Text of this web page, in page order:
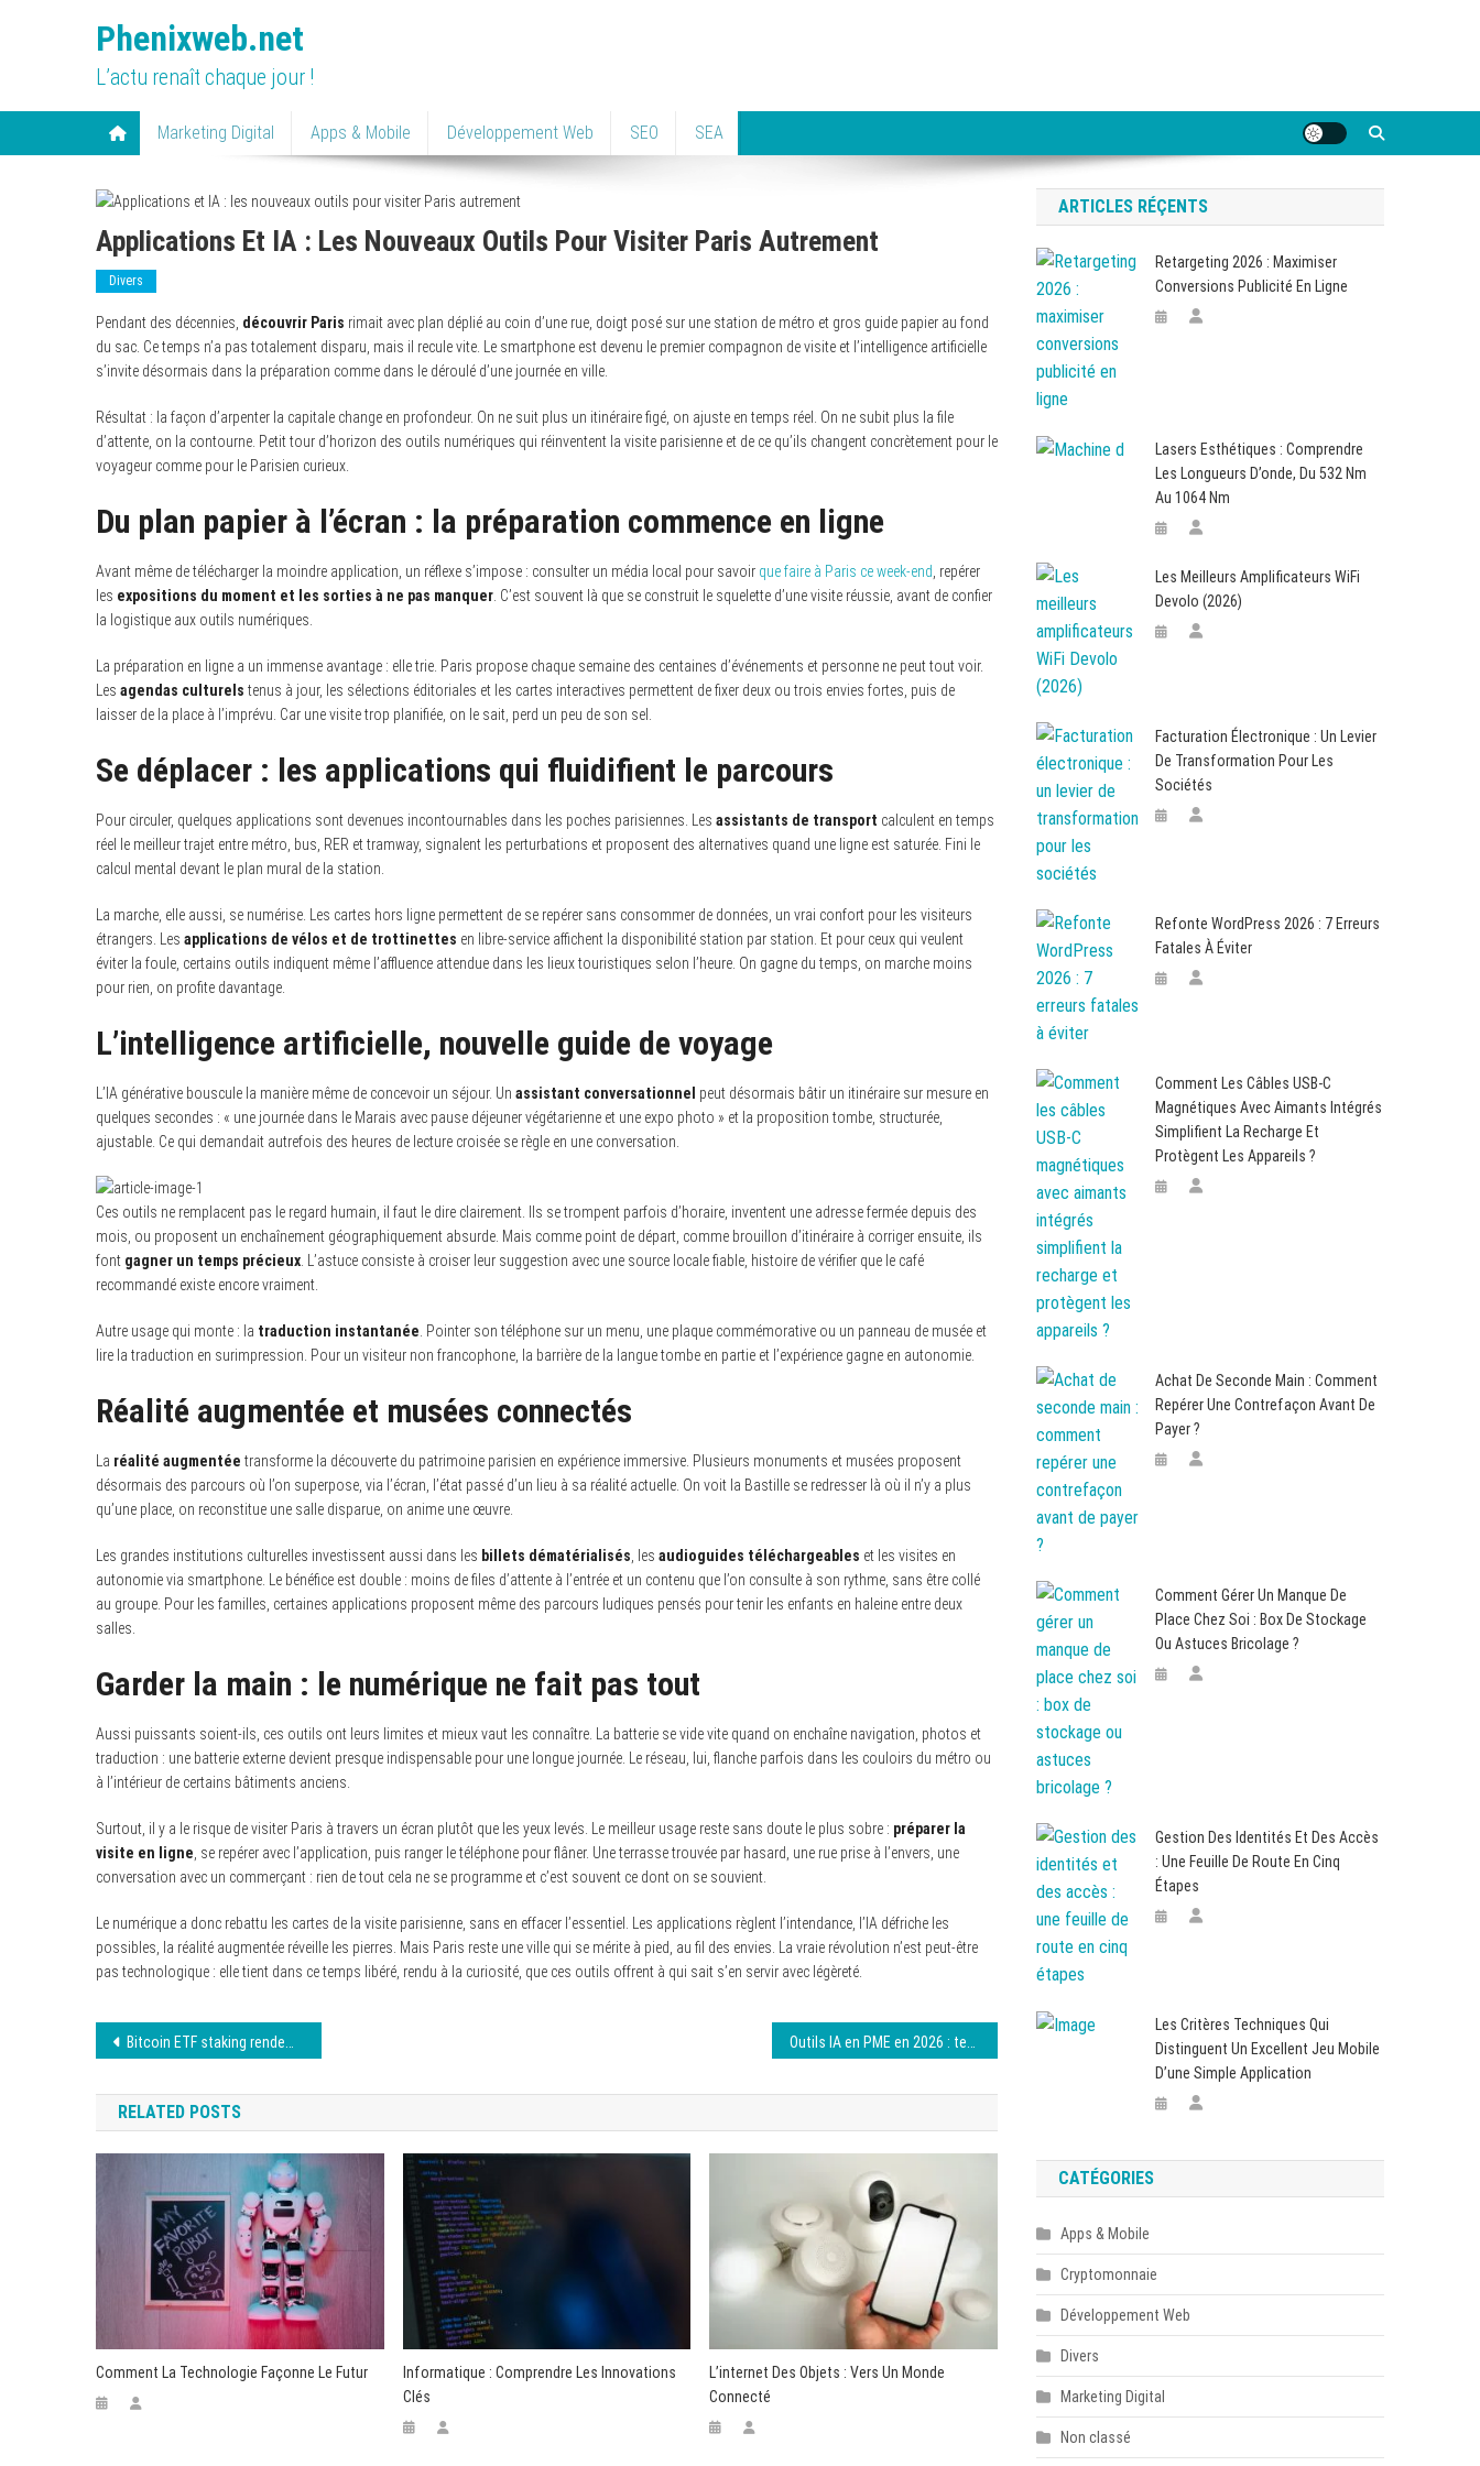
Phenixweb.net
L’actu renaît chaque jour !
Marketing Digital Apps & Mobile Développement Web SEO SEA
Applications Et IA : Les Nouveaux Outils Pour Visiter Paris Autrement
Divers
Pendant des décennies, découvrir Paris rimait avec plan déplié au coin d’une rue, doigt posé sur une station de métro et gros guide papier au fond
du sac. Ce temps n’a pas totalement disparu, mais il recule vite. Le smartphone est devenu le premier compagnon de visite et l’intelligence artificielle
s’invite désormais dans la préparation comme dans le déroulé d’une journée en ville.
Résultat : la façon d’arpenter la capitale change en profondeur. On ne suit plus un itinéraire figé, on ajuste en temps réel. On ne subit plus la file
d’attente, on la contourne. Petit tour d’horizon des outils numériques qui réinventent la visite parisienne et de ce qu’ils changent concrètement pour le
voyageur comme pour le Parisien curieux.
Du plan papier à l’écran : la préparation commence en ligne
Avant même de télécharger la moindre application, un réflexe s’impose : consulter un média local pour savoir que faire à Paris ce week-end, repérer
les expositions du moment et les sorties à ne pas manquer. C’est souvent là que se construit le squelette d’une visite réussie, avant de confier
la logistique aux outils numériques.
La préparation en ligne a un immense avantage : elle trie. Paris propose chaque semaine des centaines d’événements et personne ne peut tout voir.
Les agendas culturels tenus à jour, les sélections éditoriales et les cartes interactives permettent de fixer deux ou trois envies fortes, puis de
laisser de la place à l’imprévu. Car une visite trop planifiée, on le sait, perd un peu de son sel.
Se déplacer : les applications qui fluidifient le parcours
Pour circuler, quelques applications sont devenues incontournables dans les poches parisiennes. Les assistants de transport calculent en temps
réel le meilleur trajet entre métro, bus, RER et tramway, signalent les perturbations et proposent des alternatives quand une ligne est saturée. Fini le
calcul mental devant le plan mural de la station.
La marche, elle aussi, se numérise. Les cartes hors ligne permettent de se repérer sans consommer de données, un vrai confort pour les visiteurs
étrangers. Les applications de vélos et de trottinettes en libre-service affichent la disponibilité station par station. Et pour ceux qui veulent
éviter la foule, certains outils indiquent même l’affluence attendue dans les lieux touristiques selon l’heure. On gagne du temps, on marche moins
pour rien, on profite davantage.
L’intelligence artificielle, nouvelle guide de voyage
L’IA générative bouscule la manière même de concevoir un séjour. Un assistant conversationnel peut désormais bâtir un itinéraire sur mesure en
quelques secondes : « une journée dans le Marais avec pause déjeuner végétarienne et une expo photo » et la proposition tombe, structurée,
ajustable. Ce qui demandait autrefois des heures de lecture croisée se règle en une conversation.
Ces outils ne remplacent pas le regard humain, il faut le dire clairement. Ils se trompent parfois d’horaire, inventent une adresse fermée depuis des
mois, ou proposent un enchaînement géographiquement absurde. Mais comme point de départ, comme brouillon d’itinéraire à corriger ensuite, ils
font gagner un temps précieux. L’astuce consiste à croiser leur suggestion avec une source locale fiable, histoire de vérifier que le café
recommandé existe encore vraiment.
Autre usage qui monte : la traduction instantanée. Pointer son téléphone sur un menu, une plaque commémorative ou un panneau de musée et
lire la traduction en surimpression. Pour un visiteur non francophone, la barrière de la langue tombe en partie et l’expérience gagne en autonomie.
Réalité augmentée et musées connectés
La réalité augmentée transforme la découverte du patrimoine parisien en expérience immersive. Plusieurs monuments et musées proposent
désormais des parcours où l’on superpose, via l’écran, l’état passé d’un lieu à sa réalité actuelle. On voit la Bastille se redresser là où il n’y a plus
qu’une place, on reconstitue une salle disparue, on anime une œuvre.
Les grandes institutions culturelles investissent aussi dans les billets dématérialisés, les audioguides téléchargeables et les visites en
autonomie via smartphone. Le bénéfice est double : moins de files d’attente à l’entrée et un contenu que l’on consulte à son rythme, sans être collé
au groupe. Pour les familles, certaines applications proposent même des parcours ludiques pensés pour tenir les enfants en haleine entre deux
salles.
Garder la main : le numérique ne fait pas tout
Aussi puissants soient-ils, ces outils ont leurs limites et mieux vaut les connaître. La batterie se vide vite quand on enchaîne navigation, photos et
traduction : une batterie externe devient presque indispensable pour une longue journée. Le réseau, lui, flanche parfois dans les couloirs du métro ou
à l’intérieur de certains bâtiments anciens.
Surtout, il y a le risque de visiter Paris à travers un écran plutôt que les yeux levés. Le meilleur usage reste sans doute le plus sobre : préparer la
visite en ligne, se repérer avec l’application, puis ranger le téléphone pour flâner. Une terrasse trouvée par hasard, une rue prise à l’envers, une
conversation avec un commerçant : rien de tout cela ne se programme et c’est souvent ce dont on se souvient.
Le numérique a donc rebattu les cartes de la visite parisienne, sans en effacer l’essentiel. Les applications règlent l’intendance, l’IA défriche les
possibles, la réalité augmentée réveille les pierres. Mais Paris reste une ville qui se mérite à pied, au fil des envies. La vraie révolution n’est peut-être
pas technologique : elle tient dans ce temps libéré, rendu à la curiosité, que ces outils offrent à qui sait s’en servir avec légèreté.
Navigation
de
l’article
Bitcoin ETF staking rendement 2026 : ce que vous gagnez vraiment Outils IA en PME en 2026 : tester sans exploser le budget
RELATED POSTS
Comment La Technologie Façonne Le Futur
Informatique : Comprendre Les Innovations
Clés
L’internet Des Objets : Vers Un Monde
Connecté
ARTICLES RÉÇENTS
Retargeting 2026 : Maximiser
Conversions Publicité En Ligne
Lasers Esthétiques : Comprendre
Les Longueurs D’onde, Du 532 Nm
Au 1064 Nm
Les Meilleurs Amplificateurs WiFi
Devolo (2026)
Facturation Électronique : Un Levier
De Transformation Pour Les
Sociétés
Refonte WordPress 2026 : 7 Erreurs
Fatales À Éviter
Comment Les Câbles USB-C
Magnétiques Avec Aimants Intégrés
Simplifient La Recharge Et
Protègent Les Appareils ?
Achat De Seconde Main : Comment
Repérer Une Contrefaçon Avant De
Payer ?
Comment Gérer Un Manque De
Place Chez Soi : Box De Stockage
Ou Astuces Bricolage ?
Gestion Des Identités Et Des Accès
: Une Feuille De Route En Cinq
Étapes
Les Critères Techniques Qui
Distinguent Un Excellent Jeu Mobile
D’une Simple Application
CATÉGORIES
Apps & Mobile
Cryptomonnaie
Développement Web
Divers
Marketing Digital
Non classé